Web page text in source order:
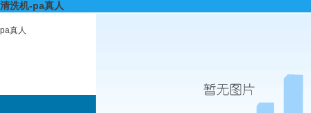
清洗机-pa真人
pa真人